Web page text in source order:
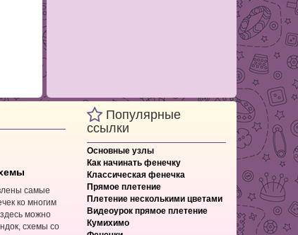
самые
ко многим
можно
схемы со
Популярные
ссылки
Основные узлы
Как начинать фенечку
Классическая фенечка
Прямое плетение
Плетение несколькими цветами
Видеоурок прямое плетение
Кумихимо